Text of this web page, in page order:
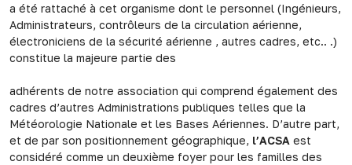
a été rattaché à cet organisme dont le personnel (Ingénieurs,
Administrateurs, contrôleurs de la circulation aérienne,
électroniciens de la sécurité aérienne , autres cadres, etc.. .)
constitue la majeure partie des
adhérents de notre association qui comprend également des
cadres d’autres Administrations publiques telles que la
Météorologie Nationale et les Bases Aériennes. D’autre part,
et de par son positionnement géographique, l’ACSA est
considéré comme un deuxième foyer pour les familles des